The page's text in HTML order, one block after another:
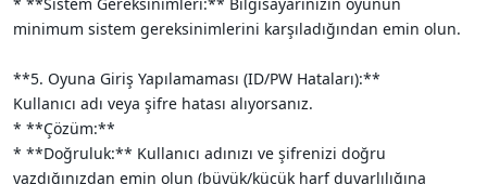
minimum sistem gereksinimlerini karşıladığından emin olun.
**5. Oyuna Giriş Yapılamaması (ID/PW Hataları):**
Kullanıcı adı veya şifre hatası alıyorsanız.
* **Çözüm:**
* **Doğruluk:** Kullanıcı adınızı ve şifrenizi doğru
yazdığınızdan emin olun (büyük/küçük harf duyarlılığına